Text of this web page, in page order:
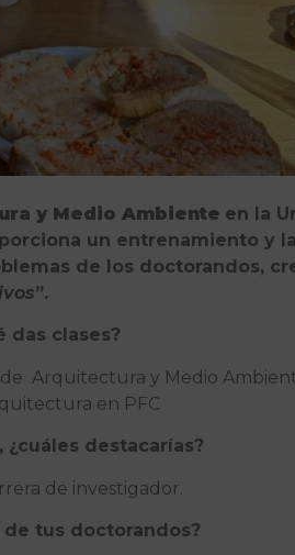
y Medio Ambiente en la
un entrenamiento y
de los doctorandos,
”.
das clases?
Arquitectura y Medio
en PFC
destacarías?
de investigador.
tus doctorandos?